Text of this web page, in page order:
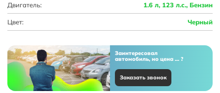
Двигатель: 1.6 л, 123 л.с., Бензин
Цвет: Черный
Заинтересовал
автомобиль, но цена ... ?
Заказать звонок